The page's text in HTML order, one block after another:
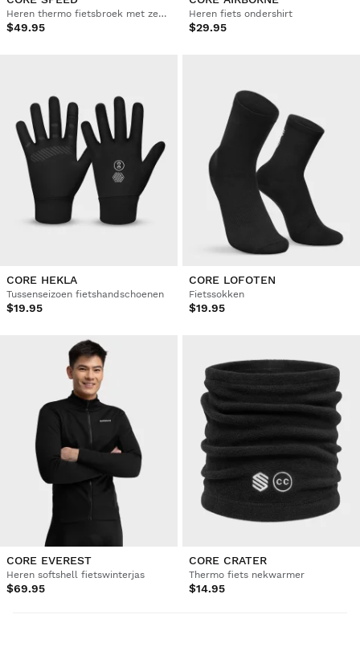
Heren thermo fietsbroek met zeem
$49.95
Heren fiets ondershirt
$29.95
CORE HEKLA
Tussenseizoen fietshandschoenen
$19.95
CORE LOFOTEN
Fietssokken
$19.95
CORE EVEREST
Heren softshell fietswinterjas
$69.95
CORE CRATER
Thermo fiets nekwarmer
$14.95